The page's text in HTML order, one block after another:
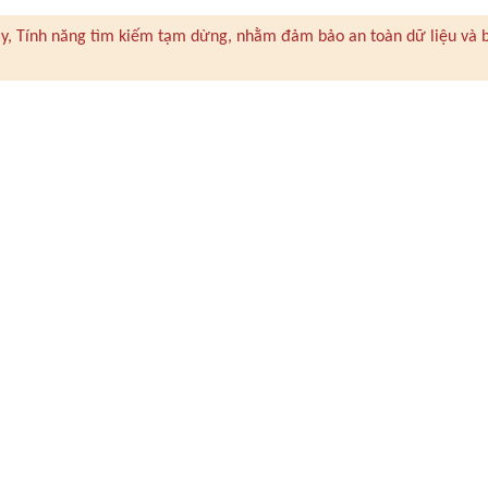
Tính năng tìm kiếm tạm dừng, nhằm đảm bảo an toàn dữ liệu và